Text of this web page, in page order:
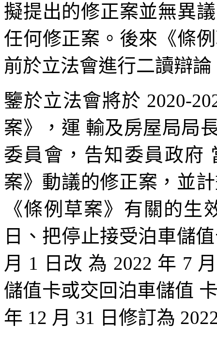
擬提出的修正案並無異
任何修正案。後來《條
前於立法會進行二讀辯論
鑒於立法會將於 2020-
案》，運 輸及房屋局局
委員會，告知委員政府
案》動議的修正案，並
《條例草案》有關的生
日、把停止接受泊車儲
月 1 日改 為 2022 年 7
儲值卡或交回泊車儲值
年 12 月 31 日修訂為